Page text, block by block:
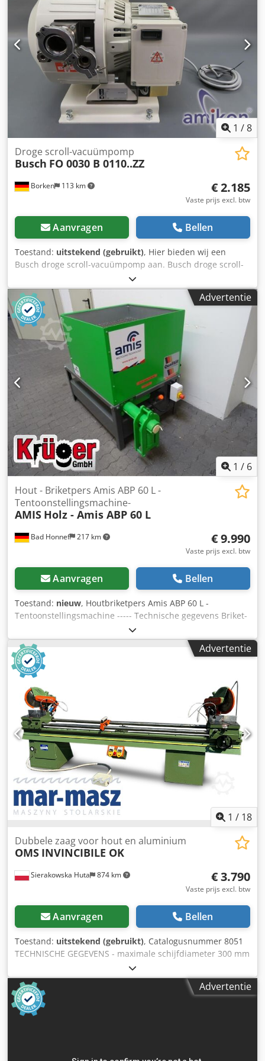
1 /8
Borken 113 km
Droge scroll-vacuümpomp
Busch FO 0030 B 0110..ZZ
€ 2.185
Vaste prijs excl. btw
Aanvragen Bellen
Toestand: uitstekend (gebruikt), Hier bieden wij een
Busch droge scroll-vacuümpomp aan. Busch droge scroll-
vacuümpomp Type: FO 0030 B 0110..ZZ Dodpfx
Aszgbvdohbeck Toestand: gebruikt Leveringsomvang: (zie
foto) (Wijzigingen en fouten in de technische gegevens
voorbehouden!) Voor verdere vragen kunt u ons gerust
telefonisch contacteren.
Advertentie
1 / 6
Bad Honnef 217 km
Hout - Briketpers Amis ABP 60 L -
Tentoonstellingsmachine-
AMIS Holz - Amis ABP 60 L
€ 9.990
Vaste prijs excl. btw
Aanvragen Bellen
Toestand: nieuw, Houtbriketpers Amis ABP 60 L -
Tentoonstellingsmachine ----- Technische gegevens Briket-
Ø: 60 mm, Hydraulisch aggregaat 3 kW: 140 bar, Spanning:
400 V, frequentie: 50 Hz, Zekering: 16 A, Capaciteit ca.: 20-
35 kg/u, Gewicht ca.: 300 kg - Eenvoudige bediening -
Hydraulische bediening - Briketdiameter 60 mm -
Briketlengte naar wens instelbaar (max. 60 mm) - Motor
uitgerust met motorbeveiligingsschakelaar en noodstop -
Geen elektronische componenten zoals regelaars,
sensoren en sensoren of ingewikkelde regelingen - Grote
opslagcontainer - Gehard brikettang - Vervangbare
persstang Dcjdpfx Ahju R Sxxsbok - Persen zonder
toevoeging van additieven - Dankzij de voorcompressor
kunnen ook ook volumineuze spanen verwerkt worden -
Geen instelwerk of drukcontrole van de druk nodig -
Nieuwe tentoonstellingsmachine -
Advertentie
1 / 18
Sierakowska Huta 874 km
Dubbele zaag voor hout en aluminium
OMS INVINCIBILE OK
€ 3.790
Vaste prijs excl. btw
Aanvragen Bellen
Toestand: uitstekend (gebruikt), Catalogusnummer 8051
TECHNISCHE GEGEVENS - maximale schijfdiameter 300 mm
- spindeldiameter 30 mm - 2 beschermkappen voor de
schijf - pneumatische zaagbeweging (schijf beweegt
omhoog/omlaag) - zaagkoppen verstelbaar in een hoek van
45° - handmatige instelling van de afstand tussen de
zaagkoppen - minimale zaaglengte bij 90° 280 mm -
Advertentie